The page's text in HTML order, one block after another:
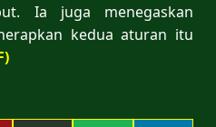
Ia juga menegaskan
kedua aturan itu